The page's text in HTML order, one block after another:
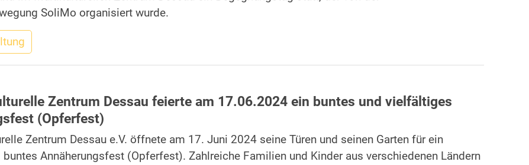
SoliMo organisiert wurde.
Zentrum Dessau feierte am 17.06.2024 ein buntes und vielfältiges
(Opferfest)
Zentrum Dessau e.V. öffnete am 17. Juni 2024 seine Türen und seinen Garten für ein
Annäherungsfest (Opferfest). Zahlreiche Familien und Kinder aus verschiedenen Ländern